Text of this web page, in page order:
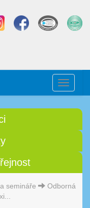
Toggle
semináře
Odborná